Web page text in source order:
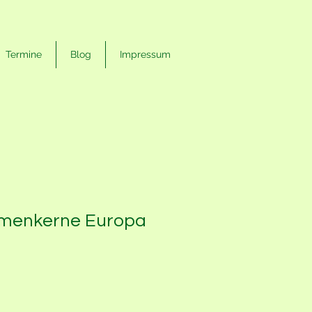
Termine Blog Impressum
Europa